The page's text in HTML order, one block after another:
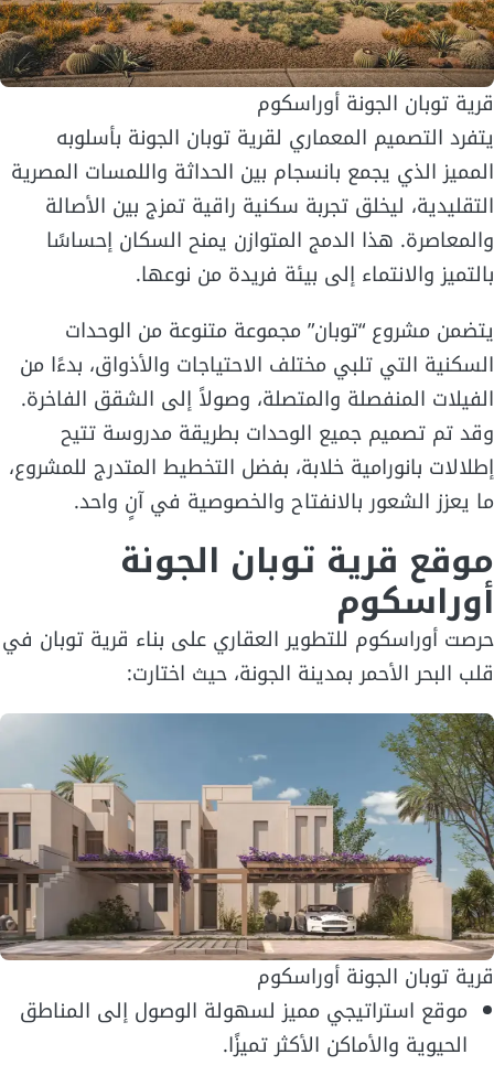
قرية توبان الجونة أوراسكوم
يتفرد التصميم المعماري لقرية توبان الجونة بأسلوبه
المميز الذي يجمع بانسجام بين الحداثة واللمسات المصرية
التقليدية، ليخلق تجربة سكنية راقية تمزج بين الأصالة
والمعاصرة. هذا الدمج المتوازن يمنح السكان إحساسًا
بالتميز والانتماء إلى بيئة فريدة من نوعها.
يتضمن مشروع “توبان” مجموعة متنوعة من الوحدات
السكنية التي تلبي مختلف الاحتياجات والأذواق، بدءًا من
الفيلات المنفصلة والمتصلة، وصولاً إلى الشقق الفاخرة.
وقد تم تصميم جميع الوحدات بطريقة مدروسة تتيح
إطلالات بانورامية خلابة، بفضل التخطيط المتدرج للمشروع،
ما يعزز الشعور بالانفتاح والخصوصية في آنٍ واحد.
موقع قرية توبان الجونة
أوراسكوم
حرصت أوراسكوم للتطوير العقاري على بناء قرية توبان في
قلب البحر الأحمر بمدينة الجونة، حيث اختارت:
قرية توبان الجونة أوراسكوم
موقع استراتيجي مميز لسهولة الوصول إلى المناطق
الحيوية والأماكن الأكثر تميزًا.